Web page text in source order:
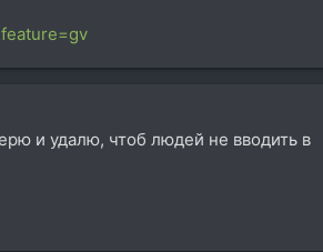
и удалю, чтоб людей не вводить в